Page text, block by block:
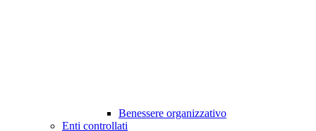
Benessere organizzativo
Enti controllati